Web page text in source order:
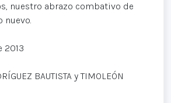
nuestro abrazo combativo de
nuevo.
2013
BAUTISTA y TIMOLEÓN